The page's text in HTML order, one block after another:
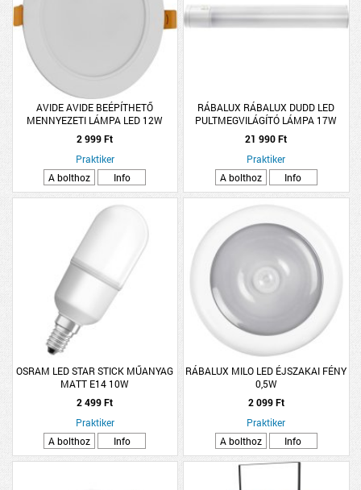
AVIDE AVIDE BEÉPÍTHETŐ
MENNYEZETI LÁMPA LED 12W
1250LM 3000K WW KEREK
MŰANYAG
2 999 Ft
Praktiker
A bolthoz
Info
RÁBALUX RÁBALUX DUDD LED
PULTMEGVILÁGÍTÓ LÁMPA 17W
1020L 4000K IP44 57X8,5CM FEHÉR
21 990 Ft
Praktiker
A bolthoz
Info
OSRAM LED STAR STICK MŰANYAG
MATT E14 10W
2 499 Ft
Praktiker
A bolthoz
Info
RÁBALUX MILO LED ÉJSZAKAI FÉNY
0,5W
2 099 Ft
Praktiker
A bolthoz
Info